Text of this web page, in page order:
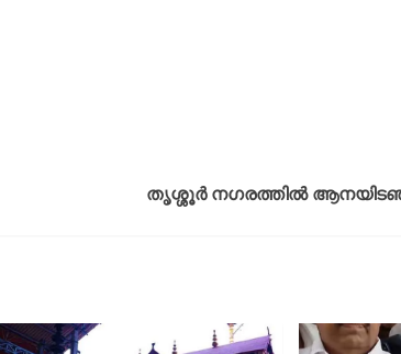
തൃശ്ശൂര്‍ നഗരത്തില്‍ ആനയിടഞ്ഞു